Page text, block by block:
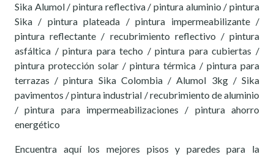
Sika Alumol / pintura reflectiva / pintura aluminio / pintura
Sika / pintura plateada / pintura impermeabilizante /
pintura reflectante / recubrimiento reflectivo / pintura
asfáltica / pintura para techo / pintura para cubiertas /
pintura protección solar / pintura térmica / pintura para
terrazas / pintura Sika Colombia / Alumol 3kg / Sika
pavimentos / pintura industrial / recubrimiento de aluminio
/ pintura para impermeabilizaciones / pintura ahorro
energético
Encuentra aquí los mejores pisos y paredes para la